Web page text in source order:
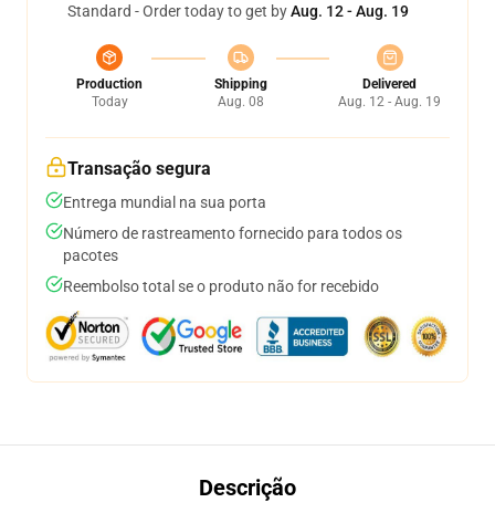
Standard - Order today to get byAug. 12 - Aug. 19
Production
Today
Shipping
Aug. 08
Delivered
Aug. 12 - Aug. 19
Transação segura
Entrega mundial na sua porta
Número de rastreamento fornecido para todos os
pacotes
Reembolso total se o produto não for recebido
Descrição